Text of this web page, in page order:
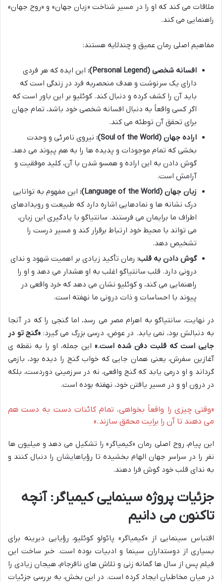
ملاقات می کند که او را در مسیر شناخت «زبان جهان» و «روح جهان»
راهنمایی می کند.
مفاهیم اصلی رمان عمیق و چندلایه هستند:
افسانه شخصی (Personal Legend):
این ایده که هر فردی
دارای یک سرنوشت و هدف منحصربه فرد در زندگی است که
باید آن را کشف کرده و دنبال کند. کوئلیو بر این باور است که
اگر کسی واقعاً به دنبال افسانه شخصی خود باشد، تمام جهان
برای تحقق آن توطئه می کند.
اراده جهان (Soul of the World):
نیروی نامرئی و وحدت
بخشی که تمام موجودات و پدیده ها را به هم پیوند می دهد.
گوش دادن به این اراده و همسو شدن با آن، کلید موفقیت و
آرامش است.
زبان جهان (Language of the World):
این مفهوم به توانایی
درک نشانه ها و نمادهایی اشاره دارد که طبیعت و رویدادهای
اطراف ما برایمان می فرستند. سانتیاگو با یادگیری این زبان،
می تواند با محیط خود ارتباط برقرار کند و مسیر درست را
تشخیص دهد.
گوش دادن به قلب: رمان تأکید زیادی بر اهمیت شهود و ندای
درونی دارد. قلب سانتیاگو اغلب به او هشدار می دهد و او را
راهنمایی می کند، و کوئلیو نشان می دهد که خرد واقعی در
پیوند با احساسات و ذات درونی ما نهفته است.
در نهایت، سانتیاگو به اهرام مصر می رسد، اما گنجی را که در آنجا
به دنبالش بود، نمی یابد. در عوض، درسی بزرگ می گیرد: «گنج تو در
جایی است که قلبت دفن شده است.» این جمله، او را به نقطه ی
آغازین سفرش، یعنی همان جایی که خواب گنج را دیده بود، بازمی
گرداند و او درمی یابد که گنج واقعی، نه در سرزمینی دوردست، بلکه
در درون او و در مسیر یافتن خود، نهفته بوده است.
«وقتی چیزی را واقعاً بخواهی، تمام کائنات دست به دست هم
می دهند تا آن را برایت محقق سازند.»
این پیام، روح اصلی رمان «کیمیاگر» را تشکیل می دهد و میلیون ها
نفر را در سراسر جهان الهام بخشیده تا رؤیاهایشان را دنبال کنند و
به ندای قلب خود گوش فرا دهند.
جزئیات پروژه سینمایی کیمیاگر: آنچه
تاکنون می دانیم
اقتباس سینمایی از «کیمیاگر» پائولو کوئلیو، رؤیایی دیرینه برای
بسیاری از دوستداران سینما و ادبیات بوده است. خبر ساخت این
فیلم پس از سال ها گمانه زنی و تلاش های نافرجام، هیجان زیادی را
در میان مخاطبان ایجاد کرده است. در این بخش، به بررسی جزئیات